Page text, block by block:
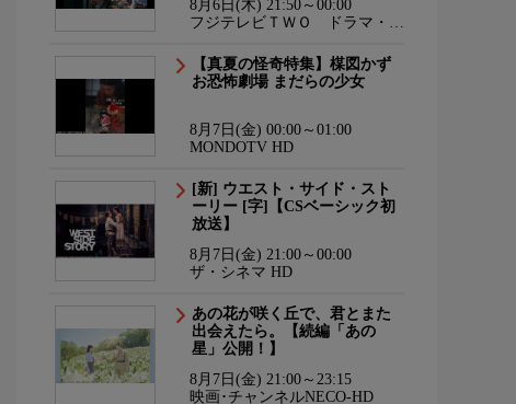
8月6日(木) 21:50～00:00
フジテレビＴＷＯ ドラマ・ア
【真夏の怪奇特集】楳図かず
お恐怖劇場 まだらの少女
8月7日(金) 00:00～01:00
MONDOTV HD
[新] ウエスト・サイド・スト
ーリー [字]【CSベーシック初
放送】
8月7日(金) 21:00～00:00
ザ・シネマ HD
あの花が咲く丘で、君とまた
出会えたら。【続編「あの
星」公開！】
8月7日(金) 21:00～23:15
映画･チャンネルNECO-HD